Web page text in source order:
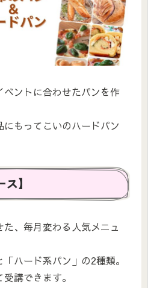
ントに合わせたパンを作
もってこいのハードパン
】
、毎月変わる人気メニュ
ハード系パン」の2種類。
講できます。